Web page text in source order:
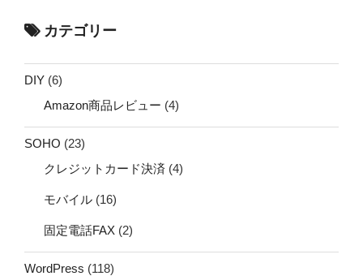
カテゴリー
DIY (6)
Amazon商品レビュー (4)
SOHO (23)
クレジットカード決済 (4)
モバイル (16)
固定電話FAX (2)
WordPress (118)